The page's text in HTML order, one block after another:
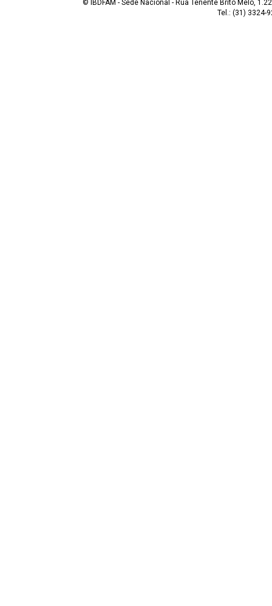
© IBDFAM - Sede Nacional - Rua Tenente Brito Melo,
Tel.: (31) 3324-